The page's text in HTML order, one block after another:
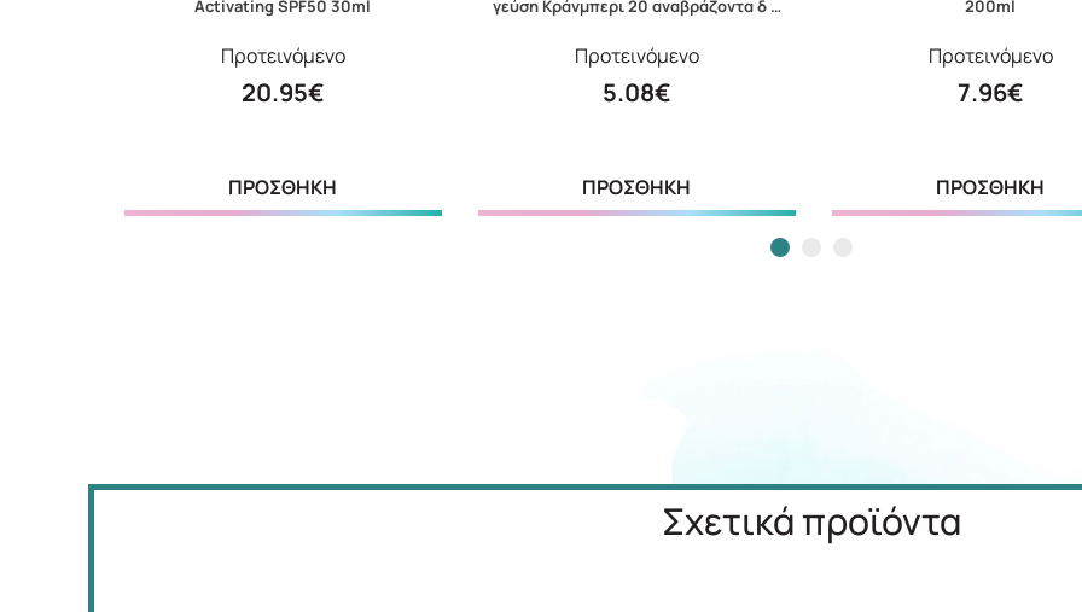
Activating SPF50 30ml
Προτεινόμενο
20.95€
ΠΡΟΣΘΗΚΗ
γεύση Κράνμπερι 20 αναβράζοντα δ …
Προτεινόμενο
5.08€
ΠΡΟΣΘΗΚΗ
200ml
Προτεινόμενο
7.96€
ΠΡΟΣΘΗΚΗ
Σχετικά προϊόντα